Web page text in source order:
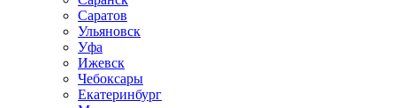
Саратов
Ульяновск
Уфа
Ижевск
Чебоксары
Екатеринбург